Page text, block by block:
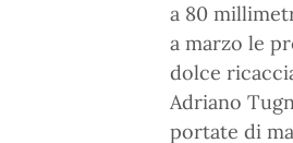
a 80
a marzo le
dolce
Adriano
portate di